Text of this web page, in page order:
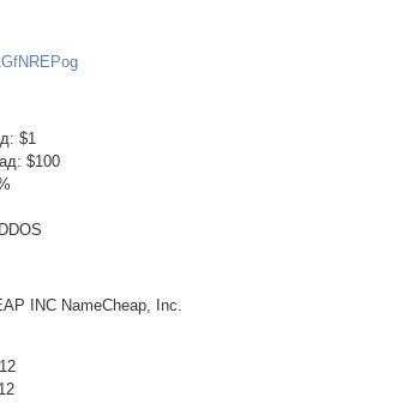
$1
$100
INC NameCheap, Inc.